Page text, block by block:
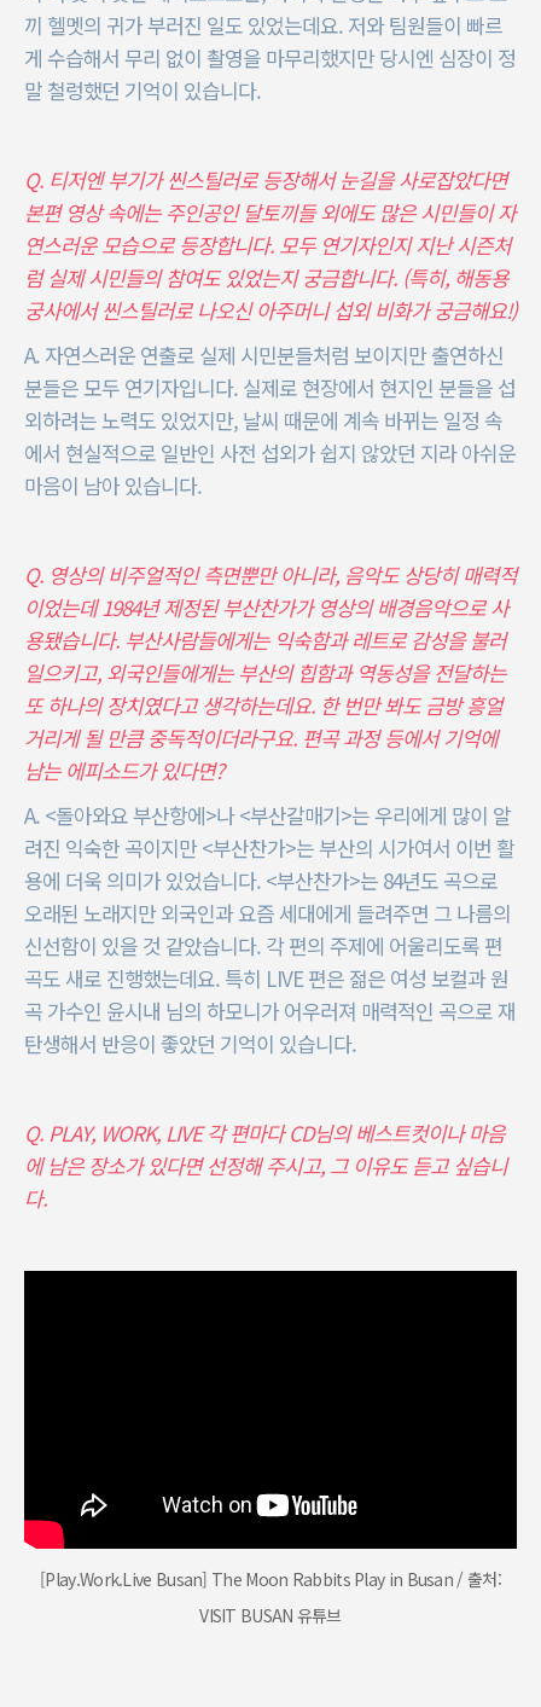
끼 헬멧의 귀가 부러진 일도 있었는데요. 저와 팀원들이 빠르
게 수습해서 무리 없이 촬영을 마무리했지만 당시엔 심장이 정
말 철렁했던 기억이 있습니다.
Q. 티저엔 부기가 씬스틸러로 등장해서 눈길을 사로잡았다면
본편 영상 속에는 주인공인 달토끼들 외에도 많은 시민들이 자
연스러운 모습으로 등장합니다. 모두 연기자인지 지난 시즌처
럼 실제 시민들의 참여도 있었는지 궁금합니다. (특히, 해동용
궁사에서 씬스틸러로 나오신 아주머니 섭외 비화가 궁금해요!)
A. 자연스러운 연출로 실제 시민분들처럼 보이지만 출연하신
분들은 모두 연기자입니다. 실제로 현장에서 현지인 분들을 섭
외하려는 노력도 있었지만, 날씨 때문에 계속 바뀌는 일정 속
에서 현실적으로 일반인 사전 섭외가 쉽지 않았던 지라 아쉬운
마음이 남아 있습니다.
Q. 영상의 비주얼적인 측면뿐만 아니라, 음악도 상당히 매력적
이었는데 1984년 제정된 부산찬가가 영상의 배경음악으로 사
용됐습니다. 부산사람들에게는 익숙함과 레트로 감성을 불러
일으키고, 외국인들에게는 부산의 힙함과 역동성을 전달하는
또 하나의 장치였다고 생각하는데요. 한 번만 봐도 금방 흥얼
거리게 될 만큼 중독적이더라구요. 편곡 과정 등에서 기억에
남는 에피소드가 있다면?
A. <돌아와요 부산항에>나 <부산갈매기>는 우리에게 많이 알
려진 익숙한 곡이지만 <부산찬가>는 부산의 시가여서 이번 활
용에 더욱 의미가 있었습니다. <부산찬가>는 84년도 곡으로
오래된 노래지만 외국인과 요즘 세대에게 들려주면 그 나름의
신선함이 있을 것 같았습니다. 각 편의 주제에 어울리도록 편
곡도 새로 진행했는데요. 특히 LIVE 편은 젊은 여성 보컬과 원
곡 가수인 윤시내 님의 하모니가 어우러져 매력적인 곡으로 재
탄생해서 반응이 좋았던 기억이 있습니다.
Q. PLAY, WORK, LIVE 각 편마다 CD님의 베스트컷이나 마음
에 남은 장소가 있다면 선정해 주시고, 그 이유도 듣고 싶습니
다.
[Play.Work.Live Busan] The Moon Rabbits Play in Busan / 출처:
VISIT BUSAN 유튜브